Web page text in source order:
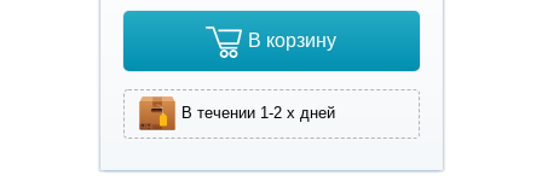
В корзину
В течении 1-2 х дней